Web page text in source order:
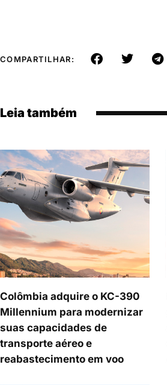
COMPARTILHAR:
Leia também
Colômbia adquire o KC-390
Millennium para modernizar
suas capacidades de
transporte aéreo e
reabastecimento em voo